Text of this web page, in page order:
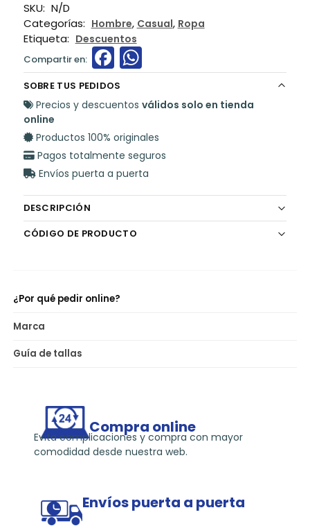
SKU: N/D
Categorías: Hombre, Casual, Ropa
Etiqueta: Descuentos
F
a
c
b
o
o
k
W
h
a
A
p
p
SOBRE TUS PEDIDOS
Precios y descuentos válidos solo en tienda
online
Productos 100% originales
Pagos totalmente seguros
Envíos puerta a puerta
DESCRIPCIÓN
CÓDIGO DE PRODUCTO
¿Por qué pedir online?
Marca
Guía de tallas
Compra online
Evita complicaciones y compra con mayor
comodidad desde nuestra web.
Envíos puerta a puerta